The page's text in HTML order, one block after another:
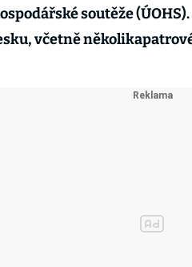
soutěže
včetně